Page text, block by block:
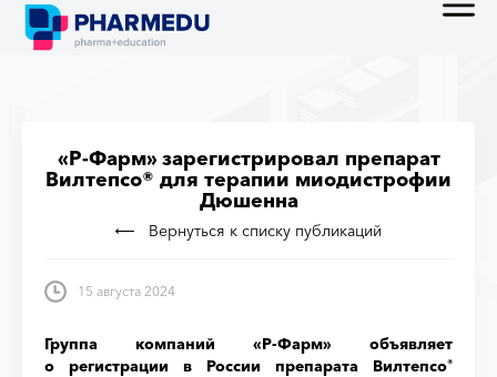
«Р-Фарм» зарегистрировал препарат
Вилтепсо® для терапии миодистрофии
Дюшенна
Вернуться к списку публикаций
15 августа 2024
Группа компаний «Р-Фарм» объявляет
о регистрации в России препарата Вилтепсо®